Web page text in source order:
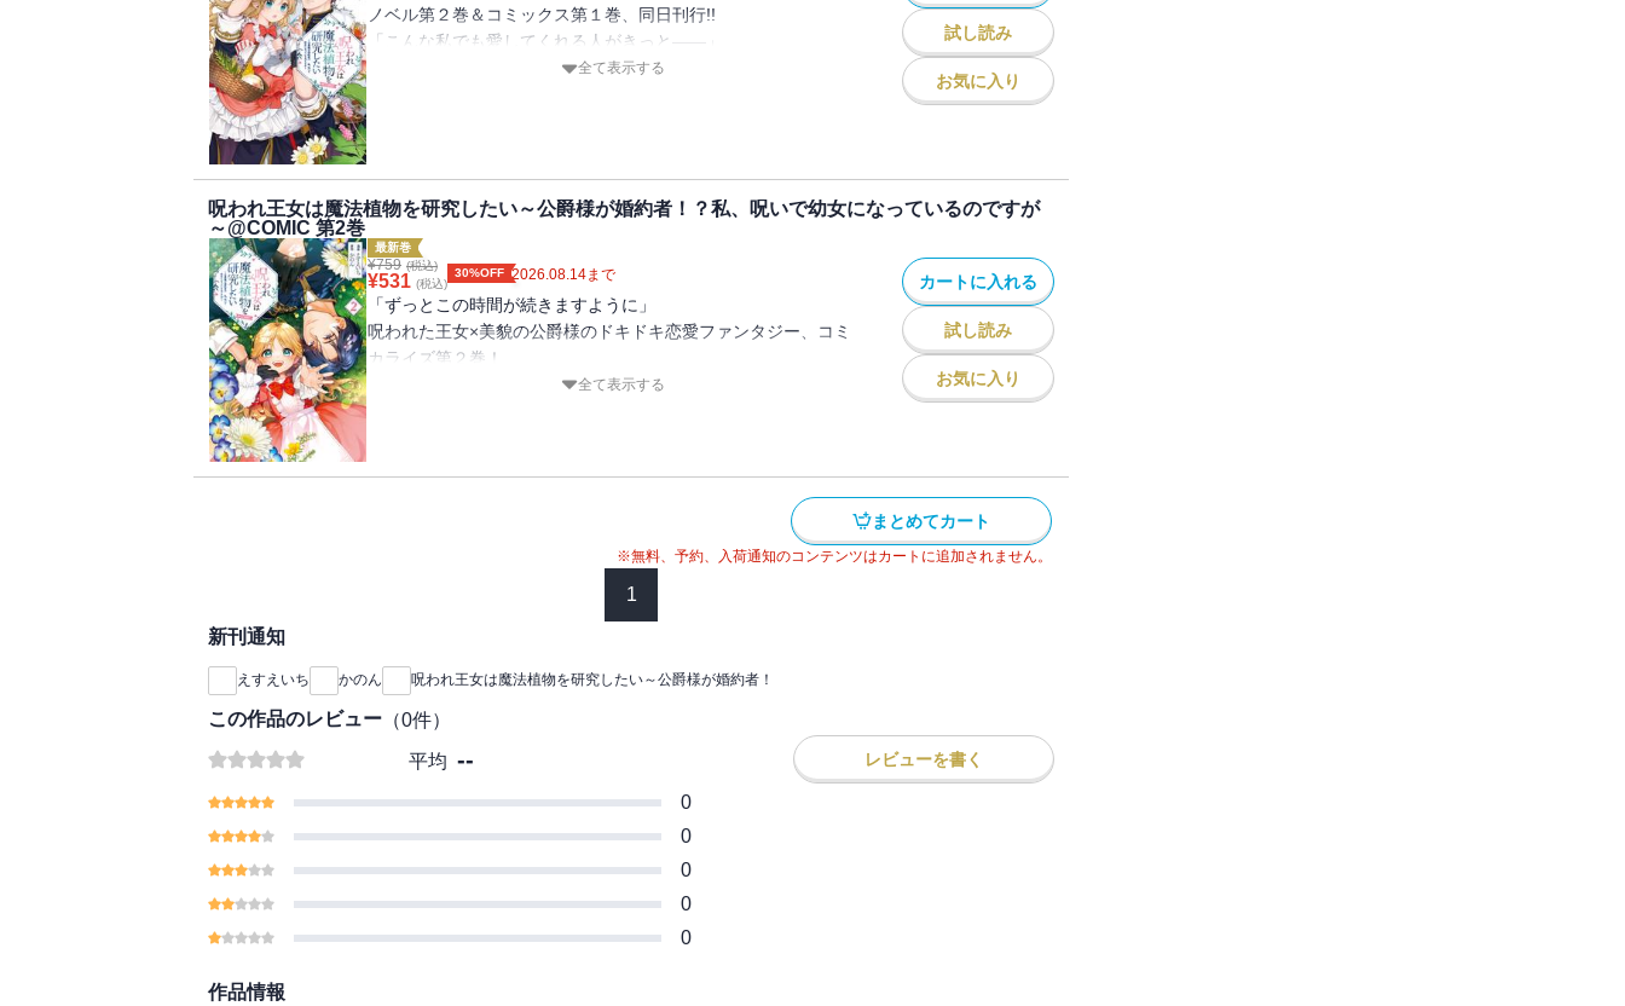
ノベル第２巻＆コミックス第１巻、同日刊行!!
「こんな私でも愛してくれる人がきっと――」
呪われた王女×美貌の公爵様のドキドキ恋愛ファンタジー、コミ
フォーサイス王国第三王女・シャーロットは、紛い物の姫君とし
ある日、舞踏会に乱入した謎の男から、姉を庇って呪いを受けて
しまう。
療養という名のもとに北の離宮に幽閉され・・・・・・呪いのせ
いで幼女になっていた!?
心機一転、魔法植物の研究に打ち込むシャーロットのもとへ、１
ふたりの運命が動き始める――呪われた王女×美貌の公爵様のド
全て表示する
試し読み
お気に入り
呪われ王女は魔法植物を研究したい～公爵様が婚約者！？私、呪いで幼女になっているのですが
～@COMIC 第2巻
最新巻
¥759 (税込)
¥531 (税込)
30%OFF 2026.08.14まで
「ずっとこの時間が続きますように」
呪われた王女×美貌の公爵様のドキドキ恋愛ファンタジー、コミ
カライズ第２巻！
描き下ろし特別漫画＆原作者書き下ろしSSをW収録!!
ある日、北の離宮で見つけた不思議な扉の先には、なんと部屋で
未知の魔法植物にはしゃいでいると、魔力を暴走させた聖獣が目
試験薬によって正気を取り戻した聖獣は、彼女を主として契約す
一方で、自分を侍女だと偽っていることが心に影を落とし、レオ
呪われた王女×美貌の公爵様のドキドキ恋愛ファンタジー、第２
全て表示する
カートに入れる
試し読み
お気に入り
まとめてカート
※無料、予約、入荷通知のコンテンツはカートに追加されません。
1
新刊通知
えすえいち かのん 呪われ王女は魔法植物を研究したい～公爵様が婚約者！
この作品のレビュー （0件）
平均 -- レビューを書く
0
0
0
0
0
作品情報